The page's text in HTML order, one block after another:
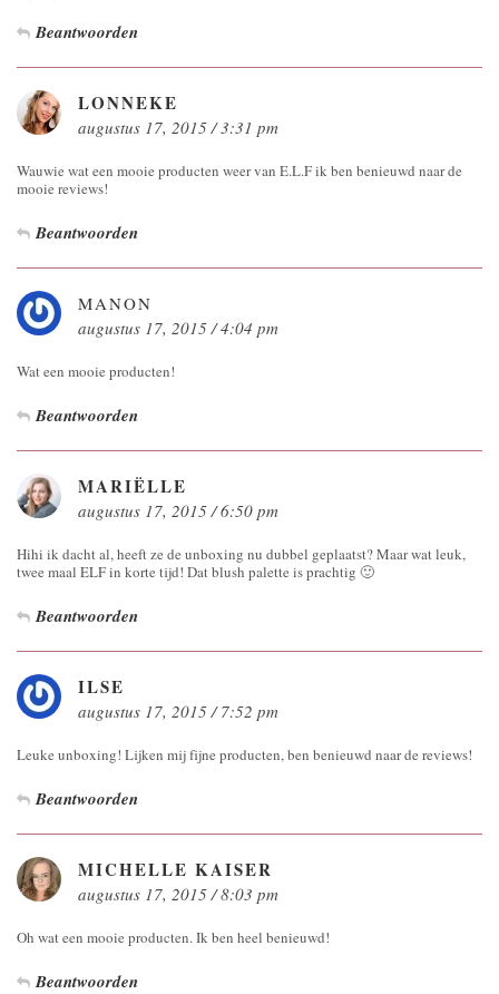
Beantwoorden
LONNEKE
augustus 17, 2015 / 3:31 pm
Wauwie wat een mooie producten weer van E.L.F ik ben benieuwd naar de
mooie reviews!
Beantwoorden
MANON
augustus 17, 2015 / 4:04 pm
Wat een mooie producten!
Beantwoorden
MARIËLLE
augustus 17, 2015 / 6:50 pm
Hihi ik dacht al, heeft ze de unboxing nu dubbel geplaatst? Maar wat leuk,
twee maal ELF in korte tijd! Dat blush palette is prachtig 🙂
Beantwoorden
ILSE
augustus 17, 2015 / 7:52 pm
Leuke unboxing! Lijken mij fijne producten, ben benieuwd naar de reviews!
Beantwoorden
MICHELLE KAISER
augustus 17, 2015 / 8:03 pm
Oh wat een mooie producten. Ik ben heel benieuwd!
Beantwoorden